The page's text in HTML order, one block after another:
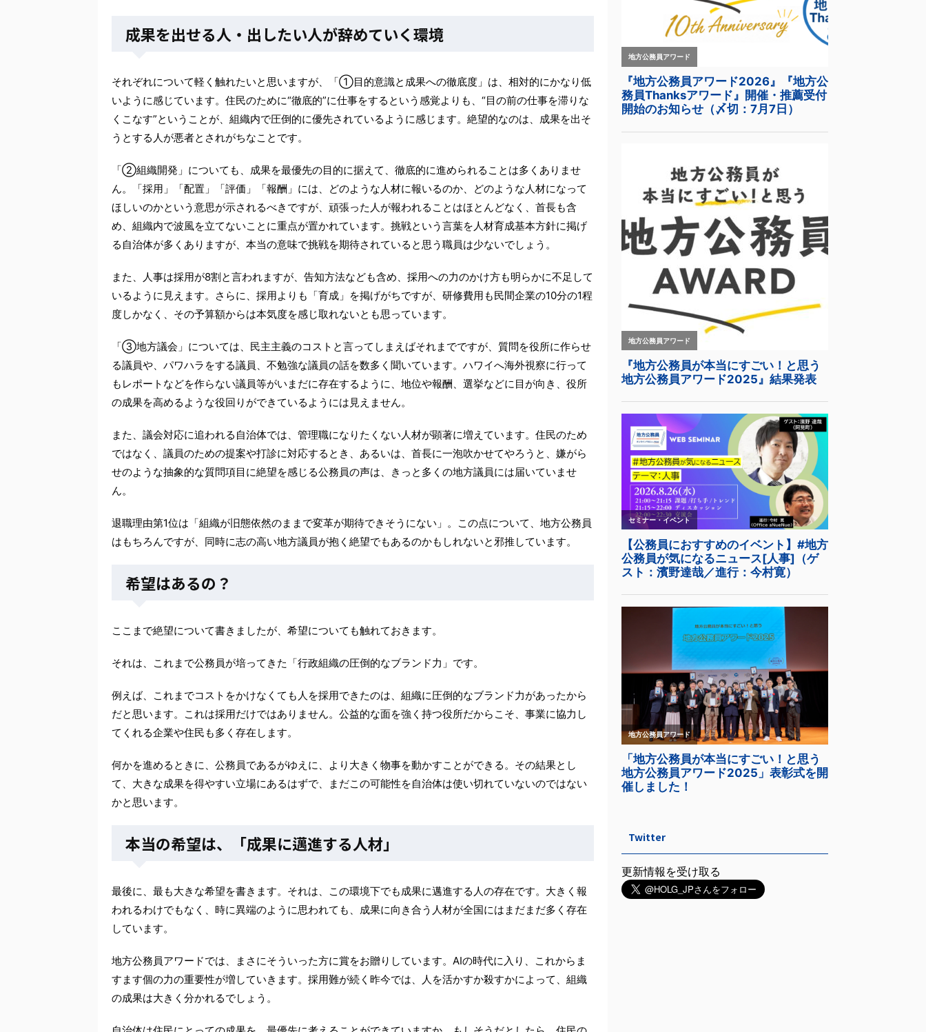
成果を出せる人・出したい人が辞めていく環境
それぞれについて軽く触れたいと思いますが、「①目的意識と成果への徹底度」は、相対的にかなり低
いように感じています。住民のために“徹底的”に仕事をするという感覚よりも、“目の前の仕事を滞りな
くこなす”ということが、組織内で圧倒的に優先されているように感じます。絶望的なのは、成果を出そ
うとする人が悪者とされがちなことです。
「②組織開発」についても、成果を最優先の目的に据えて、徹底的に進められることは多くありませ
ん。「採用」「配置」「評価」「報酬」には、どのような人材に報いるのか、どのような人材になって
ほしいのかという意思が示されるべきですが、頑張った人が報われることはほとんどなく、首長も含
め、組織内で波風を立てないことに重点が置かれています。挑戦という言葉を人材育成基本方針に掲げ
る自治体が多くありますが、本当の意味で挑戦を期待されていると思う職員は少ないでしょう。
また、人事は採用が8割と言われますが、告知方法なども含め、採用への力のかけ方も明らかに不足して
いるように見えます。さらに、採用よりも「育成」を掲げがちですが、研修費用も民間企業の10分の1程
度しかなく、その予算額からは本気度を感じ取れないとも思っています。
「③地方議会」については、民主主義のコストと言ってしまえばそれまでですが、質問を役所に作らせ
る議員や、パワハラをする議員、不勉強な議員の話を数多く聞いています。ハワイへ海外視察に行って
もレポートなどを作らない議員等がいまだに存在するように、地位や報酬、選挙などに目が向き、役所
の成果を高めるような役回りができているようには見えません。
また、議会対応に追われる自治体では、管理職になりたくない人材が顕著に増えています。住民のため
ではなく、議員のための提案や打診に対応するとき、あるいは、首長に一泡吹かせてやろうと、嫌がら
せのような抽象的な質問項目に絶望を感じる公務員の声は、きっと多くの地方議員には届いていませ
ん。
退職理由第1位は「組織が旧態依然のままで変革が期待できそうにない」。この点について、地方公務員
はもちろんですが、同時に志の高い地方議員が抱く絶望でもあるのかもしれないと邪推しています。
希望はあるの？
ここまで絶望について書きましたが、希望についても触れておきます。
それは、これまで公務員が培ってきた「行政組織の圧倒的なブランド力」です。
例えば、これまでコストをかけなくても人を採用できたのは、組織に圧倒的なブランド力があったから
だと思います。これは採用だけではありません。公益的な面を強く持つ役所だからこそ、事業に協力し
てくれる企業や住民も多く存在します。
何かを進めるときに、公務員であるがゆえに、より大きく物事を動かすことができる。その結果とし
て、大きな成果を得やすい立場にあるはずで、まだこの可能性を自治体は使い切れていないのではない
かと思います。
本当の希望は、「成果に邁進する人材」
最後に、最も大きな希望を書きます。それは、この環境下でも成果に邁進する人の存在です。大きく報
われるわけでもなく、時に異端のように思われても、成果に向き合う人材が全国にはまだまだ多く存在
しています。
地方公務員アワードでは、まさにそういった方に賞をお贈りしています。AIの時代に入り、これからま
すます個の力の重要性が増していきます。採用難が続く昨今では、人を活かすか殺すかによって、組織
の成果は大きく分かれるでしょう。
Twitter
更新情報を受け取る